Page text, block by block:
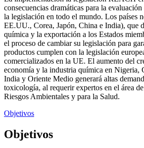
consecuencias dramáticas para la
la legislación en todo el mundo. Los países
EE.UU., Corea, Japón, China e India), que
química y la exportación a los Estados
el proceso de cambiar su legislación para
productos cumplen con la legislación
comercializados en la UE. El aumento del
economía y la industria química en Nigeria,
India y Oriente Medio generará altas
toxicología, al requerir expertos en el área
Riesgos Ambientales y para la Salud.
Objetivos
Objetivos